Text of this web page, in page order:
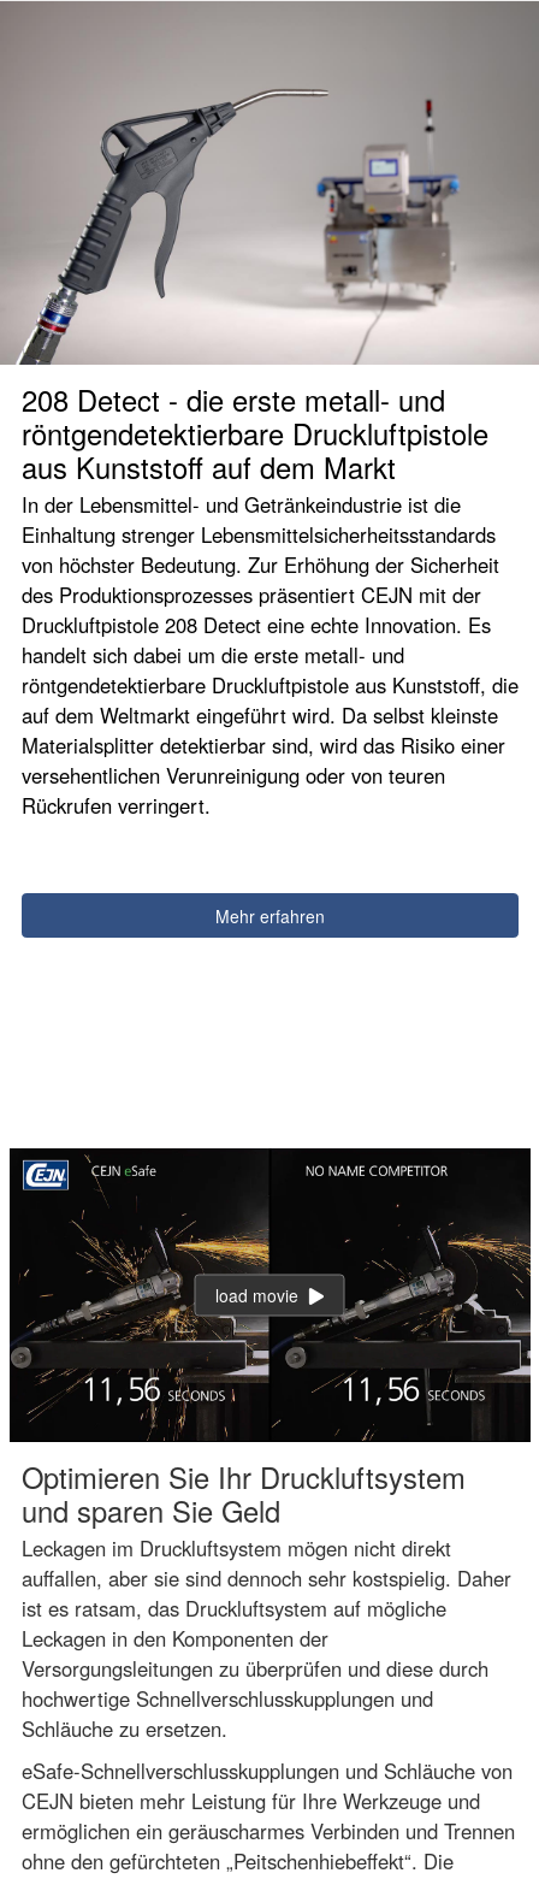
208 Detect - die erste metall- und
röntgendetektierbare Druckluftpistole
aus Kunststoff auf dem Markt
In der Lebensmittel- und Getränkeindustrie ist die
Einhaltung strenger Lebensmittelsicherheitsstandards
von höchster Bedeutung. Zur Erhöhung der Sicherheit
des Produktionsprozesses präsentiert CEJN mit der
Druckluftpistole 208 Detect eine echte Innovation. Es
handelt sich dabei um die erste metall- und
röntgendetektierbare Druckluftpistole aus Kunststoff, die
auf dem Weltmarkt eingeführt wird. Da selbst kleinste
Materialsplitter detektierbar sind, wird das Risiko einer
versehentlichen Verunreinigung oder von teuren
Rückrufen verringert.
Mehr erfahren
load movie
Optimieren Sie Ihr Druckluftsystem
und sparen Sie Geld
Leckagen im Druckluftsystem mögen nicht direkt
auffallen, aber sie sind dennoch sehr kostspielig. Daher
ist es ratsam, das Druckluftsystem auf mögliche
Leckagen in den Komponenten der
Versorgungsleitungen zu überprüfen und diese durch
hochwertige Schnellverschlusskupplungen und
Schläuche zu ersetzen.
eSafe-Schnellverschlusskupplungen und Schläuche von
CEJN bieten mehr Leistung für Ihre Werkzeuge und
ermöglichen ein geräuscharmes Verbinden und Trennen
ohne den gefürchteten „Peitschenhiebeffekt“. Die